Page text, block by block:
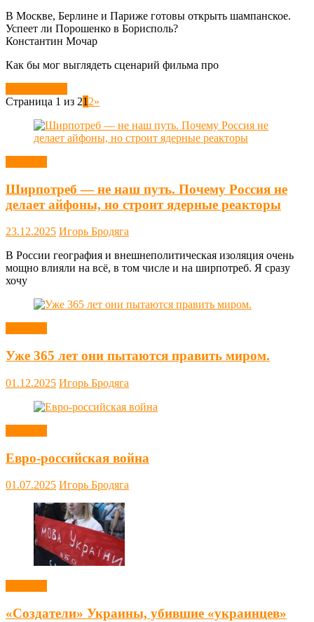
В Москве, Берлине и Париже готовы открыть шампанское.
Успеет ли Порошенко в Борисполь?
Константин Мочар
Как бы мог выглядеть сценарий фильма про
Страница 1 из 21 2»
Ширпотреб — не наш путь. Почему Россия не
делает айфоны, но строит ядерные реакторы
23.12.2025 Игорь Бродяга
В России география и внешнеполитическая изоляция очень
мощно влияли на всё, в том числе и на ширпотреб. Я сразу
хочу
Уже 365 лет они пытаются править миром.
01.12.2025 Игорь Бродяга
Евро-российская война
01.07.2025 Игорь Бродяга
«Создатели» Украины, убившие «украинцев»